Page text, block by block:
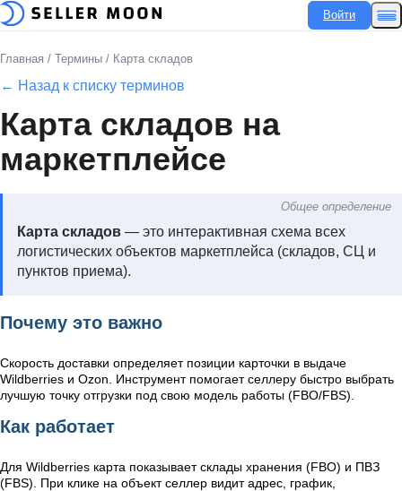
Войти
Главная / Термины / Карта складов
← Назад к списку терминов
Карта складов на
маркетплейсе
Общее определение
Карта складов — это интерактивная схема всех
логистических объектов маркетплейса (складов, СЦ и
пунктов приема).
Почему это важно
Скорость доставки определяет позиции карточки в выдаче
Wildberries и Ozon. Инструмент помогает селлеру быстро выбрать
лучшую точку отгрузки под свою модель работы (FBO/FBS).
Как работает
Для Wildberries карта показывает склады хранения (FBO) и ПВЗ
(FBS). При клике на объект селлер видит адрес, график,